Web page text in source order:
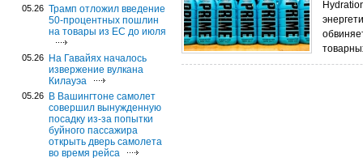
05.26 Трамп отложил введение
50-процентных пошлин
на товары из ЕС до июля
05.26
На Гавайях началось
извержение вулкана
Килауэа
05.26
В Вашингтоне самолет
совершил вынужденную
посадку из-за попытки
буйного пассажира
открыть дверь самолета
во время рейса